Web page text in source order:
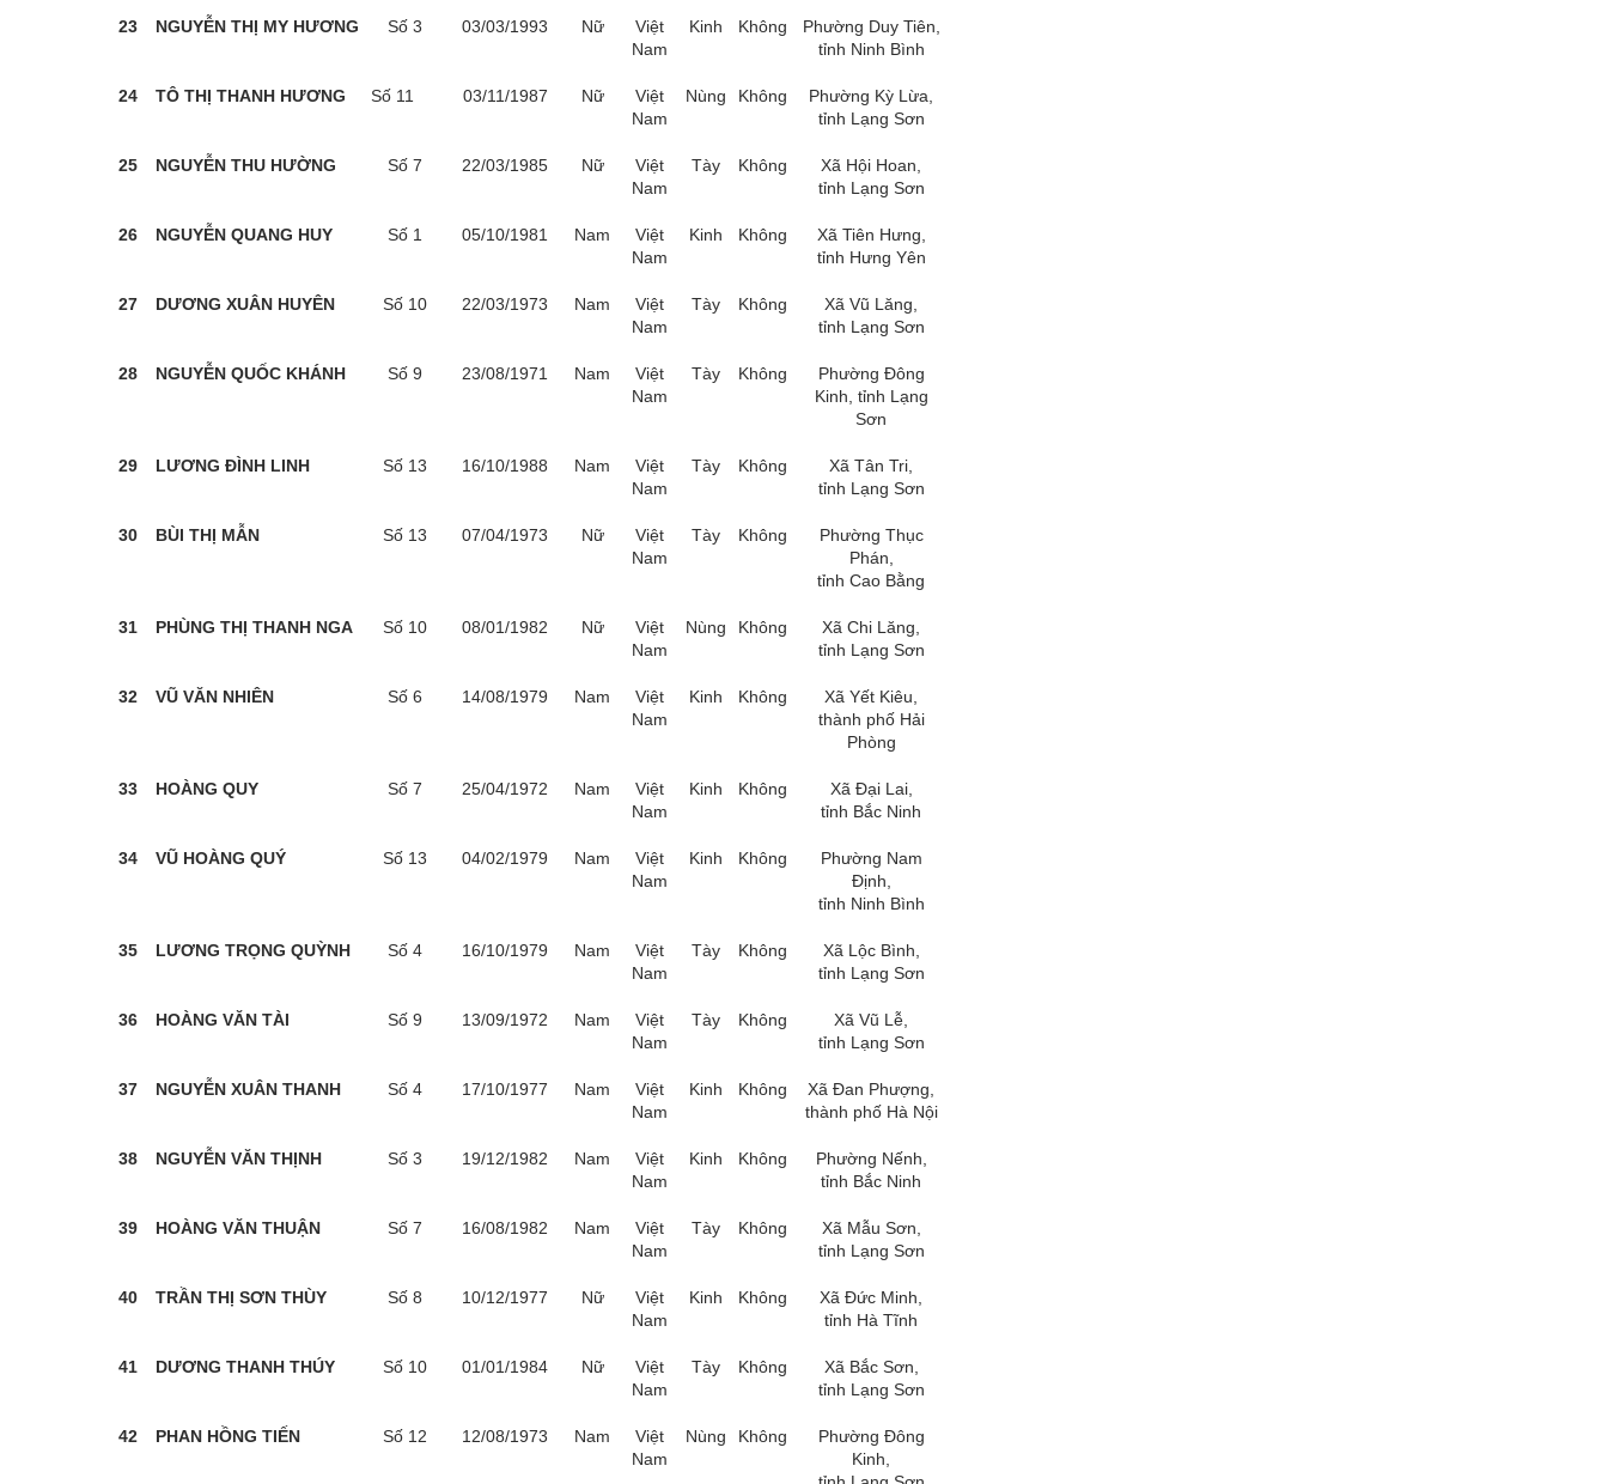
23 NGUYỄN THỊ MY HƯƠNG Số 3 03/03/1993 Nữ
Việt
Nam
Kinh Không
Phường Duy Tiên,
tỉnh Ninh Bình
24 TÔ THỊ THANH HƯƠNG Số 11 03/11/1987 Nữ
Việt
Nam
Nùng Không
Phường Kỳ Lừa,
tỉnh Lạng Sơn
25 NGUYỄN THU HƯỜNG Số 7 22/03/1985 Nữ
Việt
Nam
Tày Không
Xã Hội Hoan,
tỉnh Lạng Sơn
26 NGUYỄN QUANG HUY Số 1 05/10/1981 Nam
Việt
Nam
Kinh Không
Xã Tiên Hưng,
tỉnh Hưng Yên
27 DƯƠNG XUÂN HUYÊN Số 10 22/03/1973 Nam
Việt
Nam
Tày Không
Xã Vũ Lăng,
tỉnh Lạng Sơn
28 NGUYỄN QUỐC KHÁNH Số 9 23/08/1971 Nam
Việt
Nam
Tày Không
Phường Đông
Kinh, tỉnh Lạng
Sơn
29 LƯƠNG ĐÌNH LINH Số 13 16/10/1988 Nam
Việt
Nam
Tày Không
Xã Tân Tri,
tỉnh Lạng Sơn
30 BÙI THỊ MẪN Số 13 07/04/1973 Nữ
Việt
Nam
Tày Không
Phường Thục
Phán,
tỉnh Cao Bằng
31 PHÙNG THỊ THANH NGA Số 10 08/01/1982 Nữ
Việt
Nam
Nùng Không
Xã Chi Lăng,
tỉnh Lạng Sơn
32 VŨ VĂN NHIÊN Số 6 14/08/1979 Nam
Việt
Nam
Kinh Không
Xã Yết Kiêu,
thành phố Hải
Phòng
33 HOÀNG QUY Số 7 25/04/1972 Nam
Việt
Nam
Kinh Không
Xã Đại Lai,
tỉnh Bắc Ninh
34 VŨ HOÀNG QUÝ Số 13 04/02/1979 Nam
Việt
Nam
Kinh Không
Phường Nam
Định,
tỉnh Ninh Bình
35 LƯƠNG TRỌNG QUỲNH Số 4 16/10/1979 Nam
Việt
Nam
Tày Không
Xã Lộc Bình,
tỉnh Lạng Sơn
36 HOÀNG VĂN TÀI Số 9 13/09/1972 Nam
Việt
Nam
Tày Không
Xã Vũ Lễ,
tỉnh Lạng Sơn
37 NGUYỄN XUÂN THANH Số 4 17/10/1977 Nam
Việt
Nam
Kinh Không
Xã Đan Phượng,
thành phố Hà Nội
38 NGUYỄN VĂN THỊNH Số 3 19/12/1982 Nam
Việt
Nam
Kinh Không
Phường Nếnh,
tỉnh Bắc Ninh
39 HOÀNG VĂN THUẬN Số 7 16/08/1982 Nam
Việt
Nam
Tày Không
Xã Mẫu Sơn,
tỉnh Lạng Sơn
40 TRẦN THỊ SƠN THÙY Số 8 10/12/1977 Nữ
Việt
Nam
Kinh Không
Xã Đức Minh,
tỉnh Hà Tĩnh
41 DƯƠNG THANH THÚY Số 10 01/01/1984 Nữ
Việt
Nam
Tày Không
Xã Bắc Sơn,
tỉnh Lạng Sơn
42 PHAN HỒNG TIẾN Số 12 12/08/1973 Nam
Việt
Nam
Nùng Không
Phường Đông
Kinh,